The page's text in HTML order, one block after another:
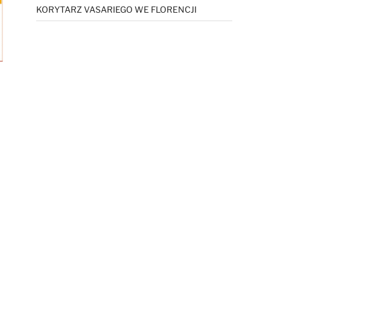
KORYTARZ VASARIEGO WE FLORENCJI